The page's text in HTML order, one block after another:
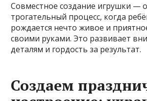
Совместное создание игрушки —
трогательный процесс, когда
рождается нечто живое и
своими руками. Это развивает
деталям и гордость за результат.
Создаем